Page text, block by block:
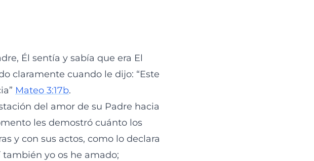
Él sentía y sabía que era El
claramente cuando le dijo: “Este
Mateo 3:17b.
del amor de su Padre hacia
les demostró cuánto los
y con sus actos, como lo declara
también yo os he amado;